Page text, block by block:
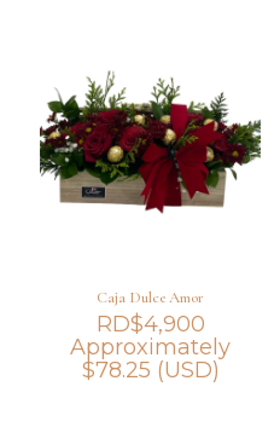
Caja Dulce Amor
RD$4,900
Approximately
$78.25 (USD)